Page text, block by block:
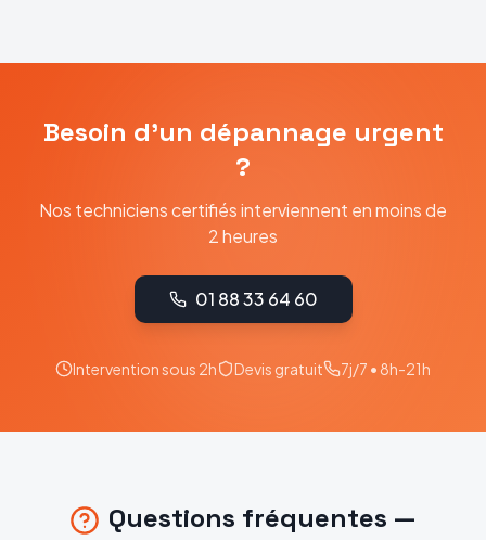
Besoin d'un dépannage urgent
?
Nos techniciens certifiés interviennent en moins de
2 heures
01 88 33 64 60
Intervention sous 2h Devis gratuit 7j/7 • 8h-21h
Questions fréquentes —